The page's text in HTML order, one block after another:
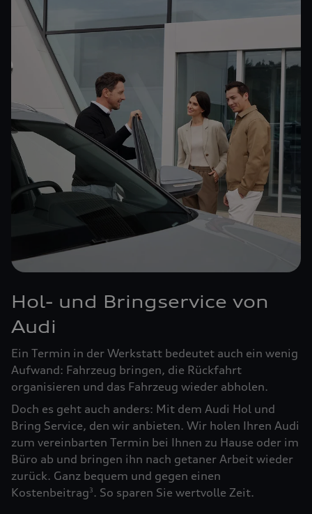
Hol- und Bringservice von
Audi
Ein Termin in der Werkstatt bedeutet auch ein wenig
Aufwand: Fahrzeug bringen, die Rückfahrt
organisieren und das Fahrzeug wieder abholen.
Doch es geht auch anders: Mit dem Audi Hol und
Bring Service, den wir anbieten. Wir holen Ihren Audi
zum vereinbarten Termin bei Ihnen zu Hause oder im
Büro ab und bringen ihn nach getaner Arbeit wieder
zurück. Ganz bequem und gegen einen
Kostenbeitrag3. So sparen Sie wertvolle Zeit.